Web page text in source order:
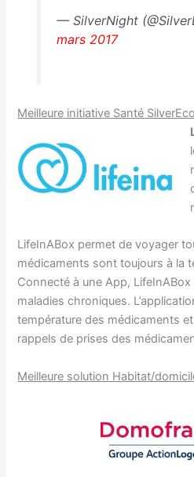
— SilverNight
mars 2017
Meilleure initiative Santé
LifeInABox permet de voyager
médicaments sont toujours à la
Connecté à une App,
maladies chroniques.
température des médicaments et
rappels de prises des
Meilleure solution Habitat/